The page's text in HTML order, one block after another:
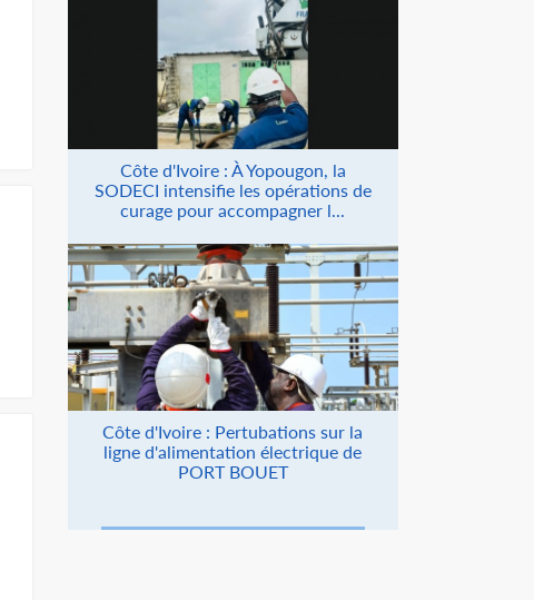
Côte d'Ivoire : À Yopougon, la
SODECI intensifie les opérations de
curage pour accompagner l...
Côte d'Ivoire : Pertubations sur la
ligne d'alimentation électrique de
PORT BOUET